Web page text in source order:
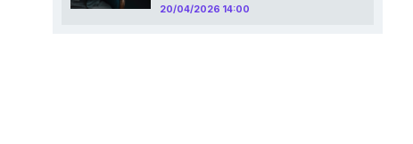
20/04/2026 14:00